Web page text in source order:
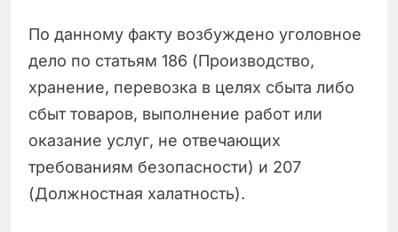
По данному факту возбуждено уголовное
дело по статьям 186 (Производство,
хранение, перевозка в целях сбыта либо
сбыт товаров, выполнение работ или
оказание услуг, не отвечающих
требованиям безопасности) и 207
(Должностная халатность).